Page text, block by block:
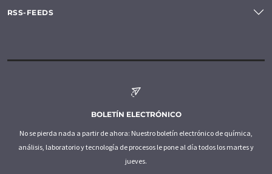
RSS-FEEDS
BOLETÍN ELECTRÓNICO
No se pierda nada a partir de ahora: Nuestro boletín electrónico de química,
análisis, laboratorio y tecnología de procesos le pone al día todos los martes y
jueves.